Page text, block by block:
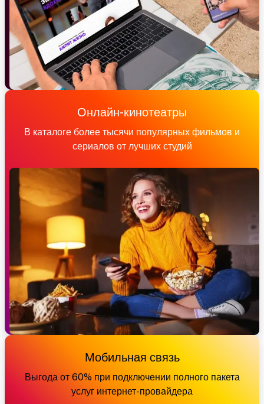
Онлайн-кинотеатры
В каталоге более тысячи популярных фильмов и
сериалов от лучших студий
Мобильная связь
Выгода от 60% при подключении полного пакета
услуг интернет-провайдера